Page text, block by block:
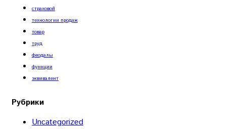
страховой
технологии продаж
товар
труд
феодалы
функции
эквивалент
Рубрики
Uncategorized